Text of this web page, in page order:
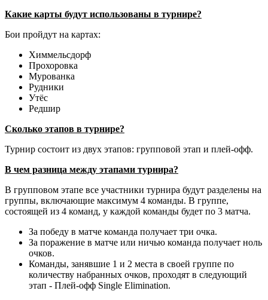
Какие карты будут использованы в турнире?
Бои пройдут на картах:
Химмельсдорф
Прохоровка
Мурованка
Рудники
Утёс
Редшир
Сколько этапов в турнире?
Турнир состоит из двух этапов: групповой этап и плей-офф.
В чем разница между этапами турнира?
В групповом этапе все участники турнира будут разделены на
группы, включающие максимум 4 команды. В группе,
состоящей из 4 команд, у каждой команды будет по 3 матча.
За победу в матче команда получает три очка.
За поражение в матче или ничью команда получает ноль
очков.
Команды, занявшие 1 и 2 места в своей группе по
количеству набранных очков, проходят в следующий
этап - Плей-офф Single Elimination.